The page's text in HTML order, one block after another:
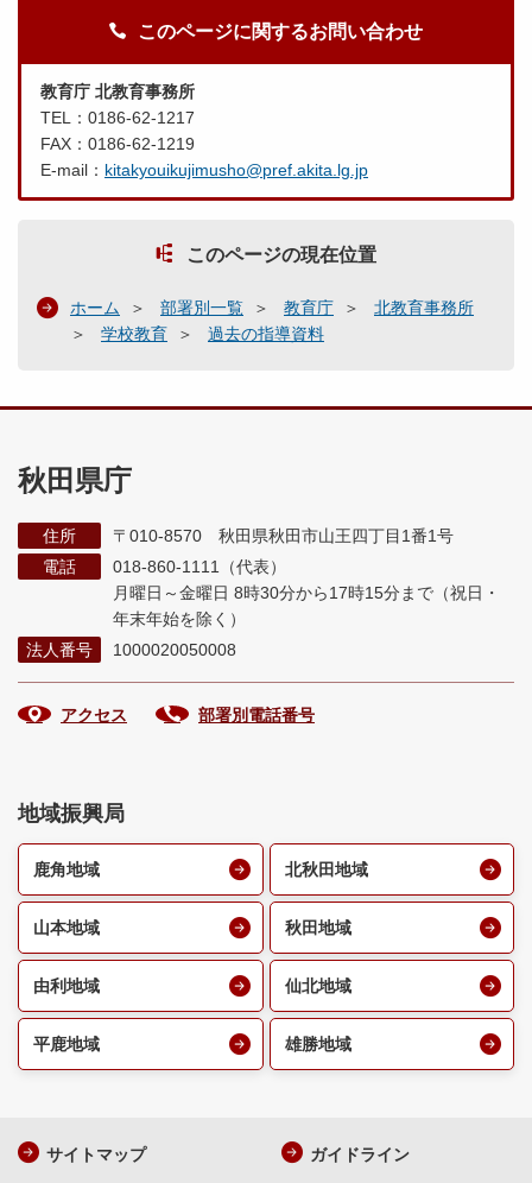
このページに関するお問い合わせ
教育庁 北教育事務所
TEL：0186-62-1217
FAX：0186-62-1219
E-mail： kitakyouikujimusho@pref.akita.lg.jp
このページの現在位置
ホーム 部署別一覧 教育庁
北教育事務所
学校教育
過去の指導資料
秋田県庁
住所
〒010-8570 秋田県秋田市山王四丁目1番1号
電話
018-860-1111（代表）
月曜日～金曜日 8時30分から17時15分まで （祝日・
年末年始を除く）
法人番号
1000020050008
アクセス 部署別電話番号
地域振興局
鹿角地域 北秋田地域
山本地域 秋田地域
由利地域 仙北地域
平鹿地域 雄勝地域
サイトマップ ガイドライン